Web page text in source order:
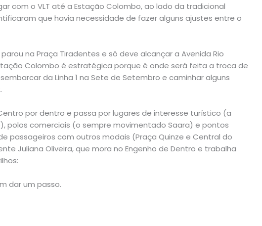
com o VLT até a Estação Colombo, ao lado da tradicional
que havia necessidade de fazer alguns ajustes entre o
na Praça Tiradentes e só deve alcançar a Avenida Rio
Colombo é estratégica porque é onde será feita a troca de
da Linha 1 na Sete de Setembro e caminhar alguns
por dentro e passa por lugares de interesse turístico (a
polos comerciais (o sempre movimentado Saara) e pontos
passageiros com outros modais (Praça Quinze e Central do
Juliana Oliveira, que mora no Engenho de Dentro e trabalha
dar um passo.